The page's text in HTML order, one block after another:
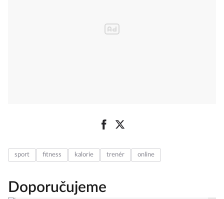
sport fitness kalorie trenér online
Doporučujeme